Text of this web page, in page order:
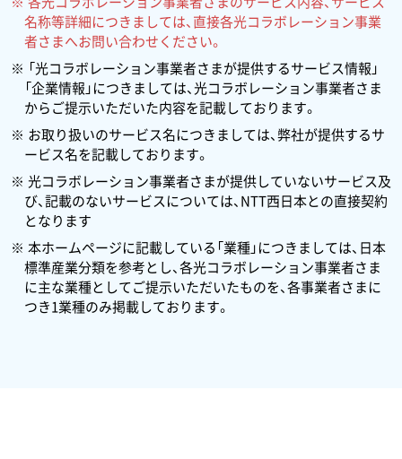
名称等詳細につきましては、直接各光コラボレーション事業
者さまへお問い合わせください。
「光コラボレーション事業者さまが提供するサービス情報」
「企業情報」につきましては、光コラボレーション事業者さま
からご提示いただいた内容を記載しております。
お取り扱いのサービス名につきましては、弊社が提供するサ
ービス名を記載しております。
光コラボレーション事業者さまが提供していないサービス及
び、記載のないサービスについては、NTT西日本との直接契約
となります
本ホームページに記載している「業種」につきましては、日本
標準産業分類を参考とし、各光コラボレーション事業者さま
に主な業種としてご提示いただいたものを、各事業者さまに
つき1業種のみ掲載しております。